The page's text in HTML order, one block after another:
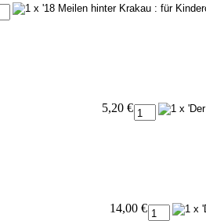
5,20 €
14,00 €